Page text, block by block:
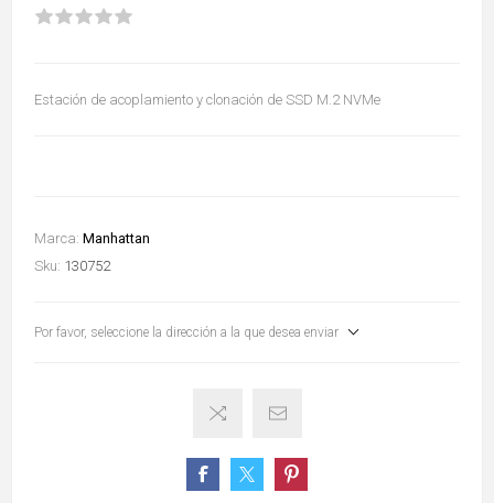
Estación de acoplamiento y clonación de SSD M.2 NVMe
Marca: Manhattan
Sku: 130752
Por favor, seleccione la dirección a la que desea enviar